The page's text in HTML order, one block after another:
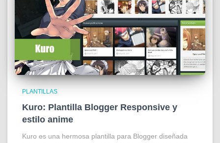
PLANTILLAS
Kuro: Plantilla Blogger Responsive y
estilo anime
Kuro es una hermosa plantilla para Blogger diseñada